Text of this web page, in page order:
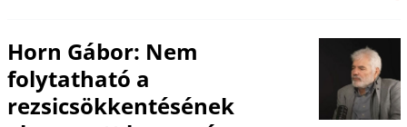
Horn Gábor: Nem
folytatható a
rezsicsökkentésének